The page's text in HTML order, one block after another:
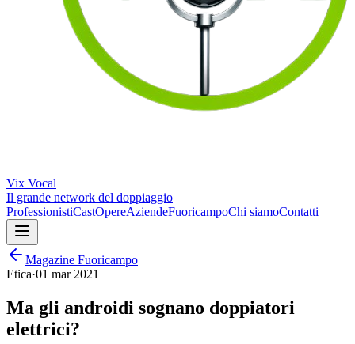
Vix Vocal
Il grande network del doppiaggio
ProfessionistiCastOpereAziendeFuoricampoChi siamoContatti
Magazine Fuoricampo
Etica·01 mar 2021
Ma gli androidi sognano doppiatori
elettrici?